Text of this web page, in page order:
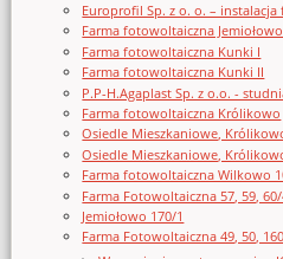
Europrofil Sp. z o. o. –
Farma fotowoltaiczna
Farma fotowoltaiczna Kunki I
Farma fotowoltaiczna Kunki II
P.P-H.Agaplast Sp. z o.o. -
Farma fotowoltaiczna Królikowo
Osiedle Mieszkaniowe,
Osiedle Mieszkaniowe,
Farma fotowoltaiczna Wilkowo
Farma Fotowoltaiczna 57, 59,
Jemiołowo 170/1
Farma Fotowoltaiczna 49, 50,